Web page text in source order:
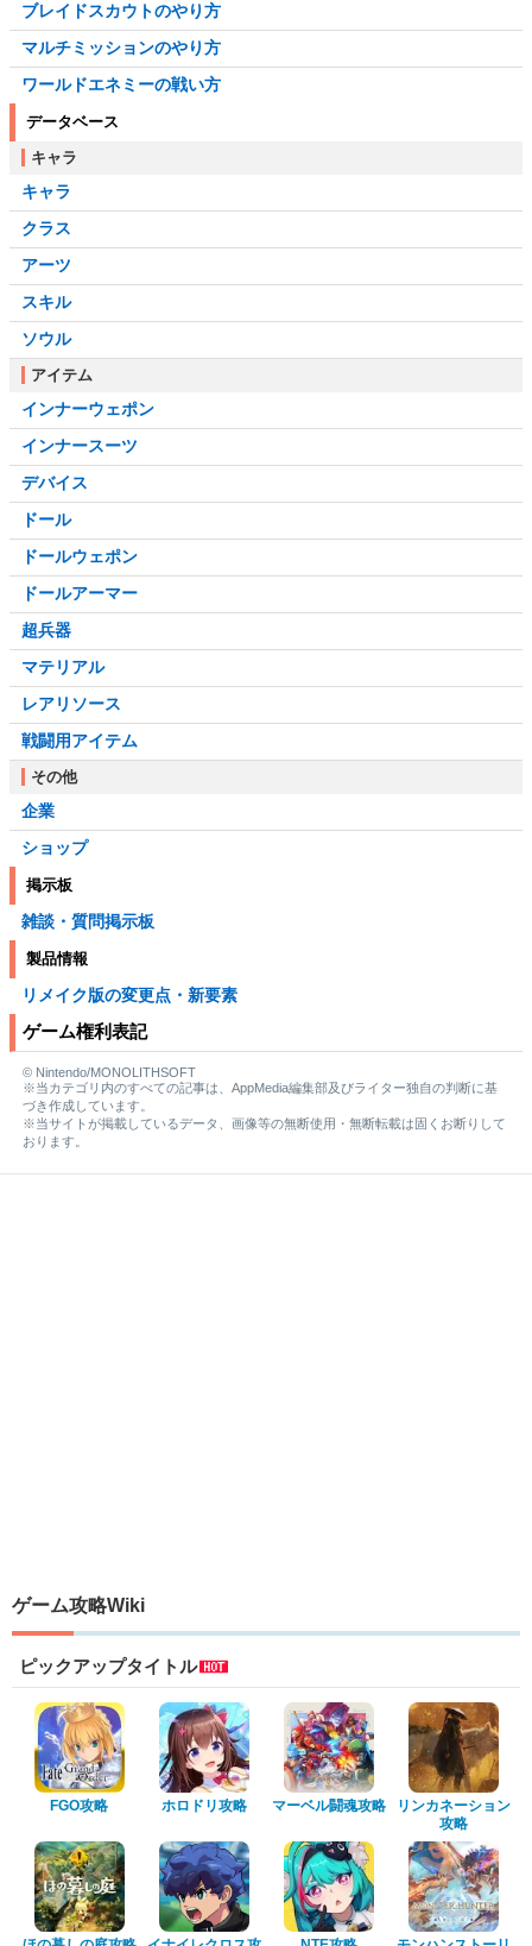
ブレイドスカウトのやり方
マルチミッションのやり方
ワールドエネミーの戦い方
データベース
キャラ
キャラ
クラス
アーツ
スキル
ソウル
アイテム
インナーウェポン
インナースーツ
デバイス
ドール
ドールウェポン
ドールアーマー
超兵器
マテリアル
レアリソース
戦闘用アイテム
その他
企業
ショップ
掲示板
雑談・質問掲示板
製品情報
リメイク版の変更点・新要素
ゲーム権利表記
© Nintendo/MONOLITHSOFT
※当カテゴリ内のすべての記事は、AppMedia編集部及びライター独自の判断に基
づき作成しています。
※当サイトが掲載しているデータ、画像等の無断使用・無断転載は固くお断りして
おります。
ゲーム攻略Wiki
ピックアップタイトル
FGO攻略 ホロドリ攻略 マーベル闘魂攻略
リンカネーション
攻略